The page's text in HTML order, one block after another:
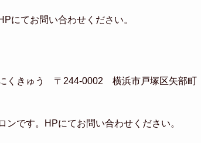
にてお問い合わせください。
くきゅう 〒244-0002 横浜市戸塚区矢部町
ンです。HPにてお問い合わせください。